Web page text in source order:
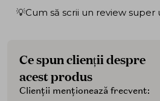
💡Cum să scrii un review super
Ce spun clienții despre
acest produs
Clienții menționează frecvent: